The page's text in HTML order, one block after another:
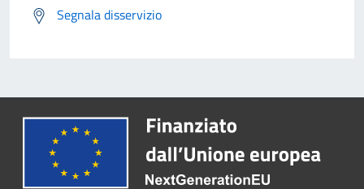
Segnala disservizio